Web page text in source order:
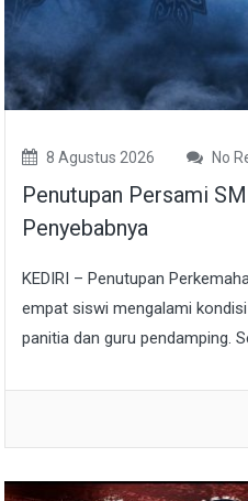
8 Agustus 2026 No
Penutupan Persami
Penyebabnya
KEDIRI – Penutupan
empat siswi mengalami
panitia dan guru pendamping.